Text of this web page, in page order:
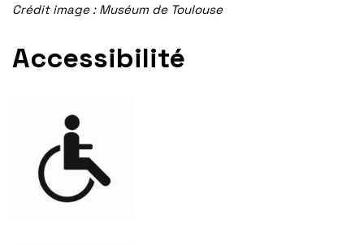
Crédit image : Muséum de Toulouse
Accessibilité